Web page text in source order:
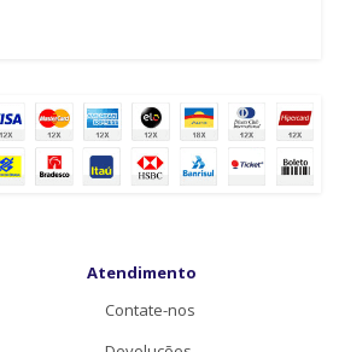
Atendimento
Contate-nos